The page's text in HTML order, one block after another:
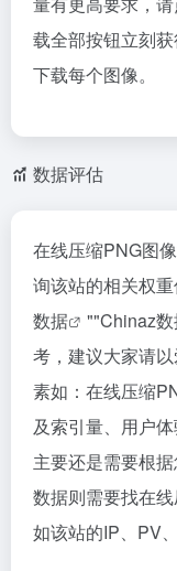
载全部按钮立刻
下载每个图像。
数据评估
在线压缩PNG图
询该站的相关权
数据
""Chinaz
考，建议大家请
素如：在线压缩
及索引量、用户
主要还是需要根
数据则需要找在
如该站的IP、PV